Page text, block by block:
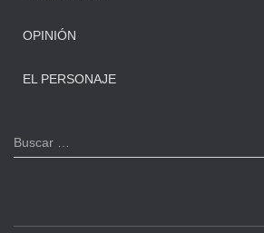
OPINIÓN
EL PERSONAJE
B
u
Buscar …